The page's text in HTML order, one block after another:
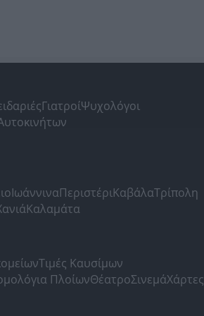
ΓιατροίΨυχολόγοι
ΙωάννιναΠεριστέριΚαβάλαΤρίπολη
Καλαμάτα
Τιμές Καυσίμων
ΠλοίωνΘέατροΣινεμάΧάρτες